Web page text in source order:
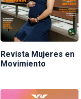
Revista Mujeres en
Movimiento